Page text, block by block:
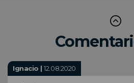
Ignacio |12.08.2020